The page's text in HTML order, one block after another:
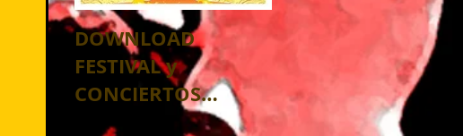
DOWNLOAD
FESTIVAL y
CONCIERTOS
VIRTUALES 2020
DESCANSA EN PAZ
MAESTRO HUIZAR
💖